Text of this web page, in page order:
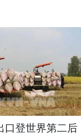
口登世界第二后